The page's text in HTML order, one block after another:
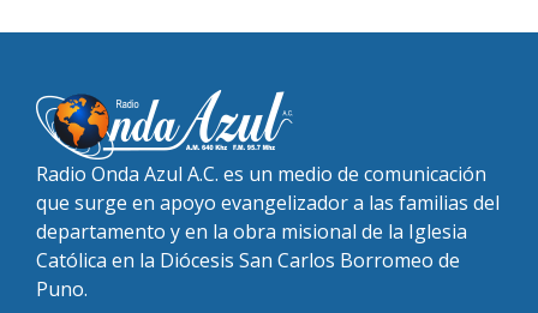
Radio Onda Azul A.C. es un medio de comunicación
que surge en apoyo evangelizador a las familias del
departamento y en la obra misional de la Iglesia
Católica en la Diócesis San Carlos Borromeo de
Puno.